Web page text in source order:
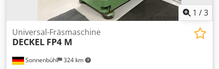
1 /3
Sonnenbühl 324 km
Universal-Fräsmaschine
DECKEL FP4 M